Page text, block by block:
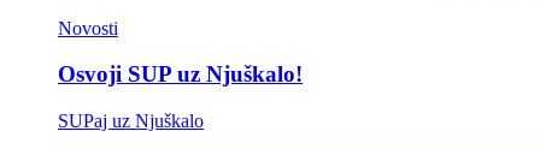
Novosti
Osvoji SUP uz Njuškalo!
SUPaj uz Njuškalo